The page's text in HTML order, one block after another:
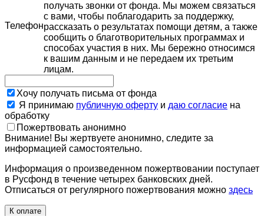
Телефон
получать звонки от фонда. Мы можем связаться
с вами, чтобы поблагодарить за поддержку,
рассказать о результатах помощи детям, а также
сообщить о благотворительных программах и
способах участия в них. Мы бережно относимся
к вашим данным и не передаем их третьим
лицам.
Хочу получать письма от фонда
Я принимаю публичную оферту и даю согласие на
обработку
Пожертвовать анонимно
Внимание! Вы жертвуете анонимно, следите за
информацией самостоятельно.
Информация о произведенном пожертвовании поступает
в Русфонд в течение четырех банковских дней.
Отписаться от регулярного пожертвования можно здесь
К оплате